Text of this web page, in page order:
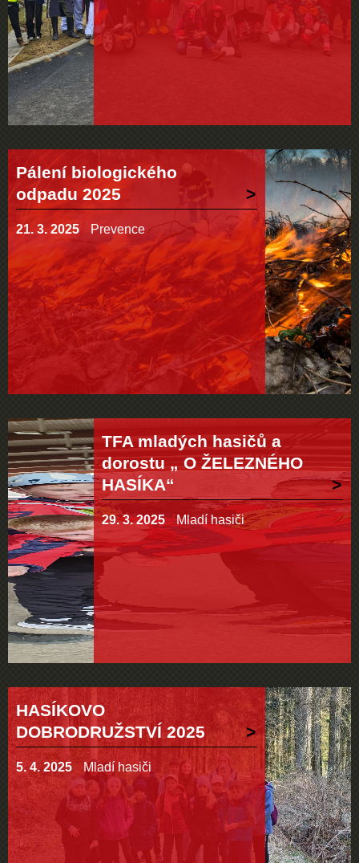
Pálení biologického
odpadu 2025
21. 3. 2025 Prevence
TFA mladých hasičů a
dorostu „ O ŽELEZNÉHO
HASÍKA“
29. 3. 2025 Mladí hasiči
HASÍKOVO
DOBRODRUŽSTVÍ 2025
5. 4. 2025 Mladí hasiči